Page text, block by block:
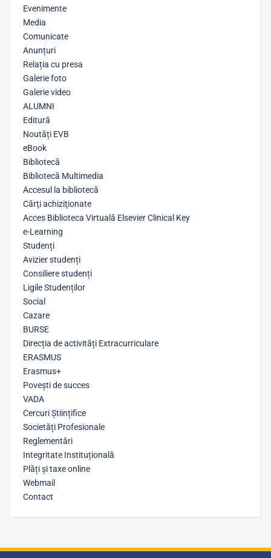
Evenimente
Media
Comunicate
Anunțuri
Relația cu presa
Galerie foto
Galerie video
ALUMNI
Editură
Noutăți EVB
eBook
Bibliotecă
Bibliotecă Multimedia
Accesul la bibliotecă
Cărţi achiziţionate
Acces Biblioteca Virtuală Elsevier Clinical Key
e-Learning
Studenți
Avizier studenți
Consiliere studenți
Ligile Studenților
Social
Cazare
BURSE
Direcția de activități Extracurriculare
ERASMUS
Erasmus+
Povești de succes
VADA
Cercuri Științifice
Societăți Profesionale
Reglementări
Integritate Instituțională
Plăți și taxe online
Webmail
Contact